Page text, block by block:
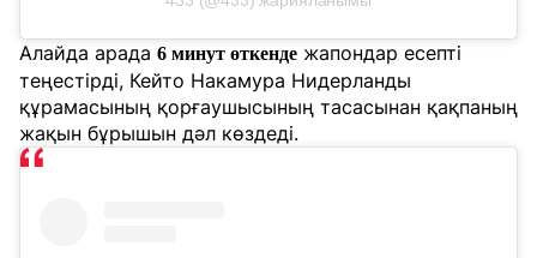
Алайда арада 6 минут өткенде жапондар есепті
теңестірді, Кейто Накамура Нидерланды
құрамасының қорғаушысының тасасынан қақпаның
жақын бұрышын дәл көздеді.